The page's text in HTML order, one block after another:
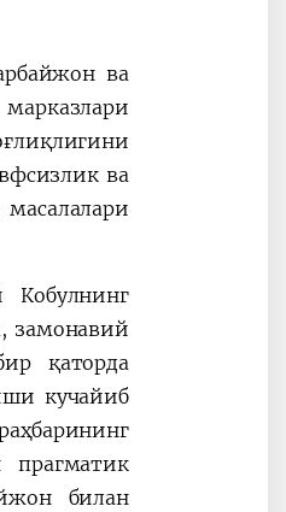
ва
ва
замонавий
қаторда
кучайиб
прагматик
билан